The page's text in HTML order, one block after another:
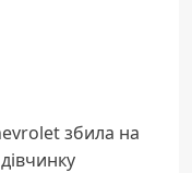
збила на